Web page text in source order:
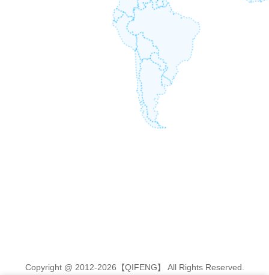
Copyright @ 2012-2026【QIFENG】 All Rights Reserved.